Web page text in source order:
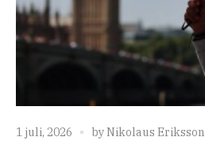
1 juli, 2026 byNikolaus Eriksson